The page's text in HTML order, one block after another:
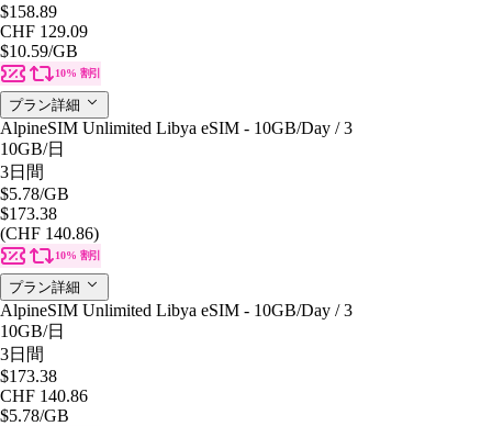
$158.89
CHF 129.09
$10.59/GB
10% 割引
プラン詳細
AlpineSIM Unlimited Libya eSIM - 10GB/Day / 3
10GB/日
3日間
$5.78/GB
$173.38
(CHF 140.86)
10% 割引
プラン詳細
AlpineSIM Unlimited Libya eSIM - 10GB/Day / 3
10GB/日
3日間
$173.38
CHF 140.86
$5.78/GB